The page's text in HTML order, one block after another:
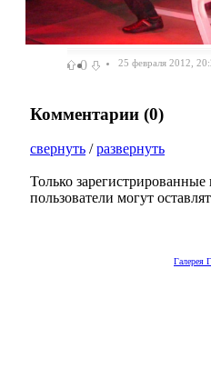
0 25 февраля 2012,
Комментарии (0)
свернуть /развернуть
Только
пользователи могут
Галерея